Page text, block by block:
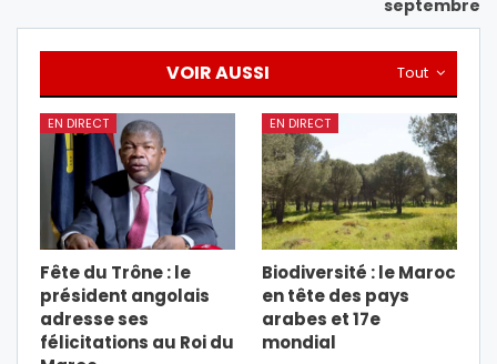
septembre
Tout
VOIR AUSSI
EN DIRECT
Fête du Trône : le
président angolais
adresse ses
félicitations au Roi du
EN DIRECT
Biodiversité : le Maroc
en tête des pays
arabes et 17e
mondial